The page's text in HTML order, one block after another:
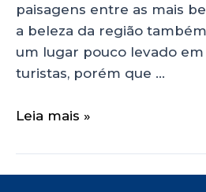
paisagens entre as mais
a beleza da região
um lugar pouco levado
turistas, porém que …
Leia mais »